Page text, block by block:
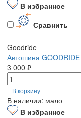
В избранное
Сравнить
Goodride
Автошина
3 000 ₽
В корзину
В наличии: мало
В избранное